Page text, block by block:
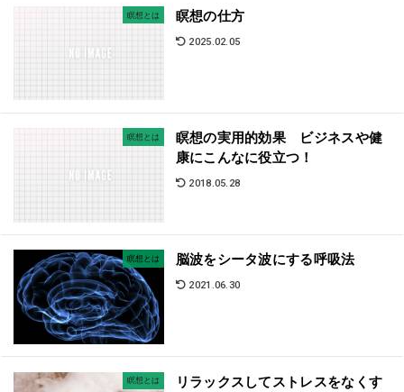
瞑想とは 瞑想の仕方
2025.02.05
瞑想とは
瞑想の実用的効果 ビジネスや健
康にこんなに役立つ！
2018.05.28
瞑想とは 脳波をシータ波にする呼吸法
2021.06.30
瞑想とは
リラックスしてストレスをなくす